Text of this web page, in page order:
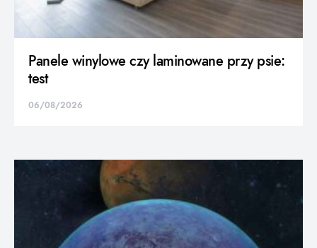
Panele winylowe czy laminowane przy psie:
test
06/08/2026